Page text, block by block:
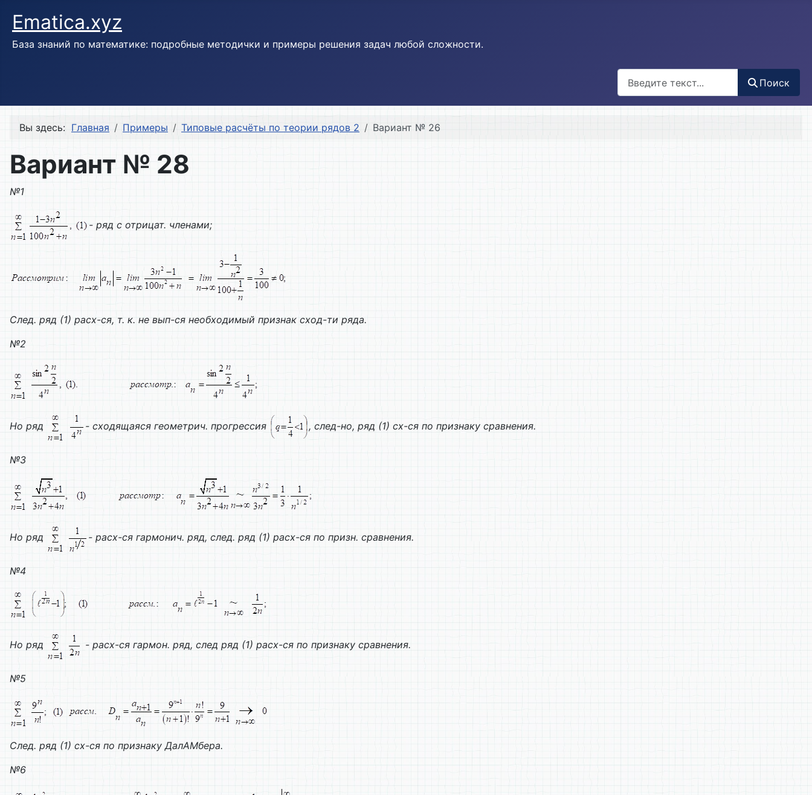
Ematica.xyz
База знаний по математике: подробные методички и примеры решения задач любой сложности.
Поиск
Вы здесь: Главная Примеры Типовые расчёты по теории рядов 2 Вариант № 26
Вариант № 28
№1
- ряд с отрицат. членами;
След. ряд (1) расх-ся, т. к. не вып-ся необходимый признак сход-ти ряда.
№2
Но ряд - сходящаяся геометрич. прогрессия , след-но, ряд (1) сх-ся по признаку сравнения.
№3
Но ряд - расх-ся гармонич. ряд, след. ряд (1) расх-ся по призн. сравнения.
№4
Но ряд - расх-ся гармон. ряд, след ряд (1) расх-ся по признаку сравнения.
№5
След. ряд (1) сх-ся по признаку ДалAМбера.
№6